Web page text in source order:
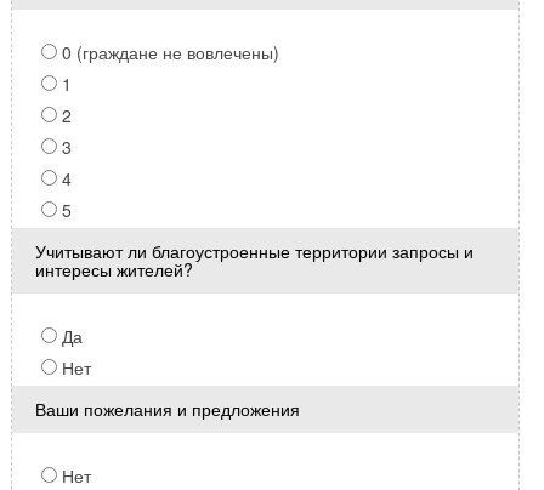
0 (граждане не вовлечены)
1
2
3
4
5
Учитывают ли благоустроенные территории запросы и
интересы жителей?
Да
Нет
Ваши пожелания и предложения
Нет